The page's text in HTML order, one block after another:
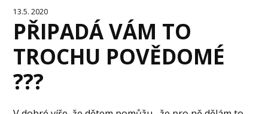
13.5. 2020
PŘIPADÁ VÁM TO
TROCHU POVĚDOMÉ
???